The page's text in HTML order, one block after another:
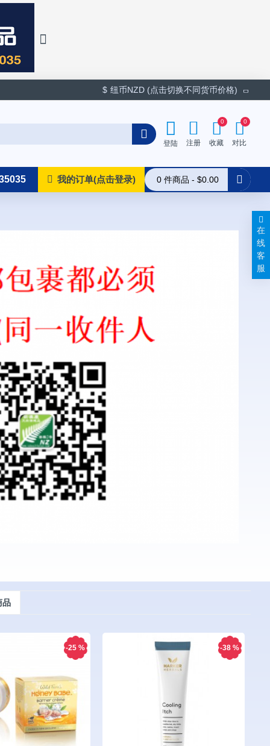
$ 纽币NZD (点击切换不同货币价格)
登陆 注册 收藏
0
对比
0
我的订单(点击登录) 0 件商品 - $0.00
品
-25 % -38 %
在
线
客
服